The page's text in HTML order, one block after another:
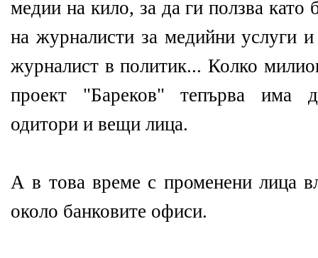
медии на кило, за да ги ползва
на журналисти за медийни услуги
журналист в политик... Колко
проект "Бареков" тепърва има
одитори и вещи лица.
А в това време с променени лица
около банковите офиси.